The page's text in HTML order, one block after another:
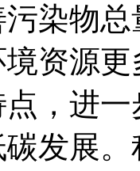
染物
资源
，进
发展